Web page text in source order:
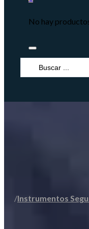
No hay
Search
...
/Instrumentos